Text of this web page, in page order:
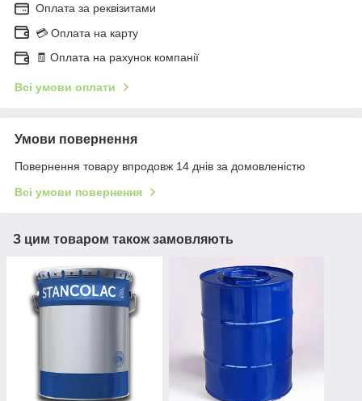
Оплата за реквізитами
💳 Оплата на карту
🧾 Оплата на рахунок компанії
Всі умови оплати
Умови повернення
Повернення товару впродовж 14 днів за домовленістю
Всі умови повернення
З цим товаром також замовляють